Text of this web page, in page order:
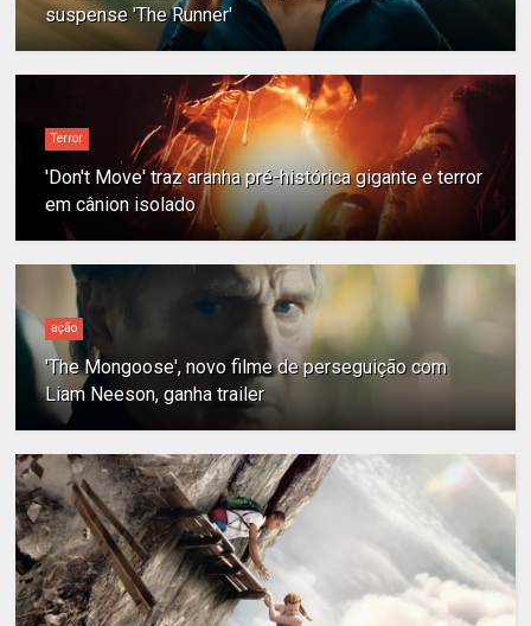
suspense 'The Runner'
Terror
'Don't Move' traz aranha pré-histórica gigante e terror
em cânion isolado
ação
'The Mongoose', novo filme de perseguição com
Liam Neeson, ganha trailer